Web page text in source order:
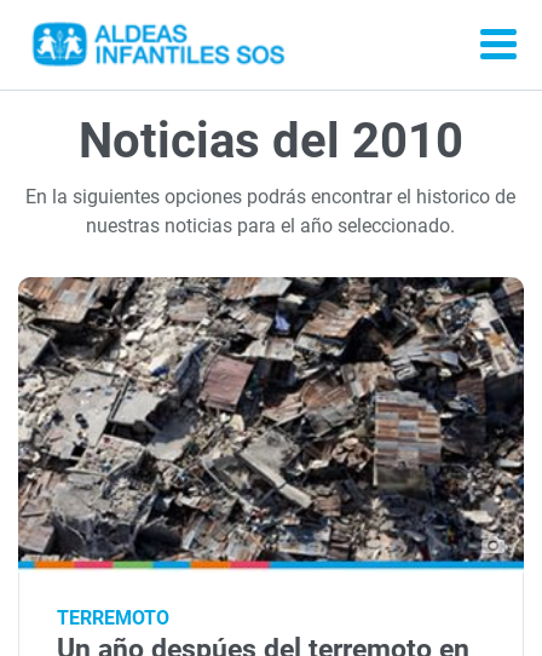
Noticias del 2010
En la siguientes opciones podrás encontrar el historico de
nuestras noticias para el año seleccionado.
TERREMOTO